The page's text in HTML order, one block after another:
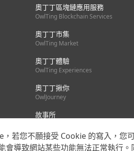
奧丁丁區塊鏈應用服務
OwlTing Blockchain Services
奧丁丁市集
OwlTing Market
奧丁丁體驗
OwlTing Experiences
奧丁丁揪你
OwlJourney
故事所
若您不願接受 Cookie 的寫入，您
會導致網站某些功能無法正常執行。